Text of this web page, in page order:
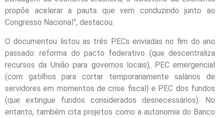
propõe acelerar a pauta que vem conduzindo junto ao
Congresso Nacional”, destacou.
O documentou listou as três PECs enviadas no fim do ano
passado: reforma do pacto federativo (que descentraliza
recursos da União para governos locais), PEC emergencial
(com gatilhos para cortar temporariamente salários de
servidores em momentos de crise fiscal) e PEC dos fundos
(que extingue fundos considerados desnecessários). No
entanto, também cita projetos como a autonomia do Banco